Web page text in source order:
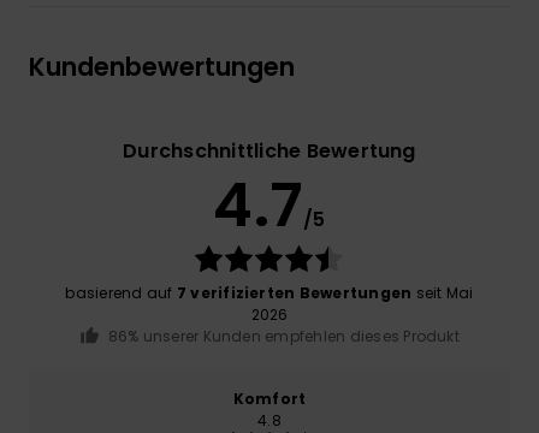
Kundenbewertungen
Durchschnittliche Bewertung
4.7/5
basierend auf 7 verifizierten Bewertungen seit Mai
2026
86% unserer Kunden empfehlen dieses Produkt
Komfort
4.8